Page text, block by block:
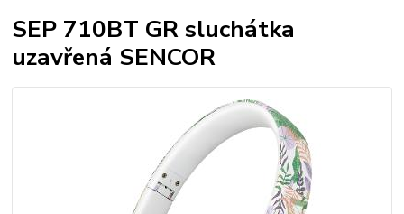
SEP 710BT GR sluchátka
uzavřená SENCOR